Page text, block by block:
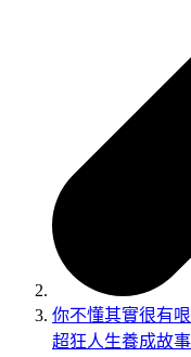
你不懂其實很有
超狂人生養成故事